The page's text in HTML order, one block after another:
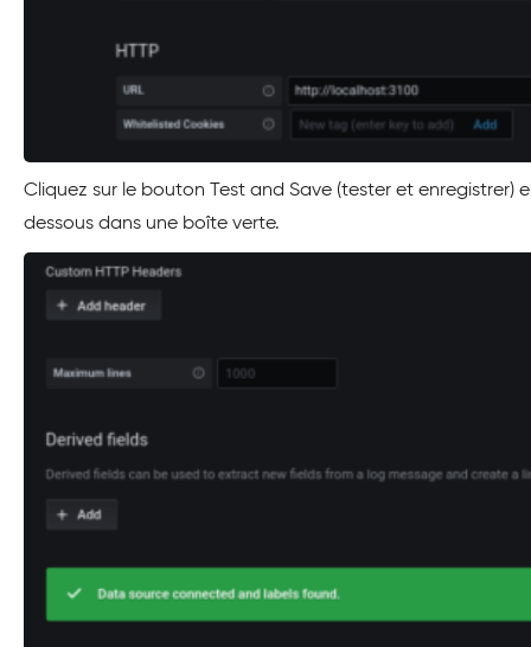
Cliquez sur le bouton Test and Save (tester et
dessous dans une boîte verte.